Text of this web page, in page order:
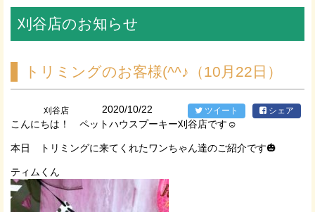
刈谷店のお知らせ
トリミングのお客様(^^♪（10月22日）
刈谷店 2020/10/22 ツイート シェア
こんにちは！ ペットハウスプーキー刈谷店です☺
本日 トリミングに来てくれたワンちゃん達のご紹介です🎃
ティムくん